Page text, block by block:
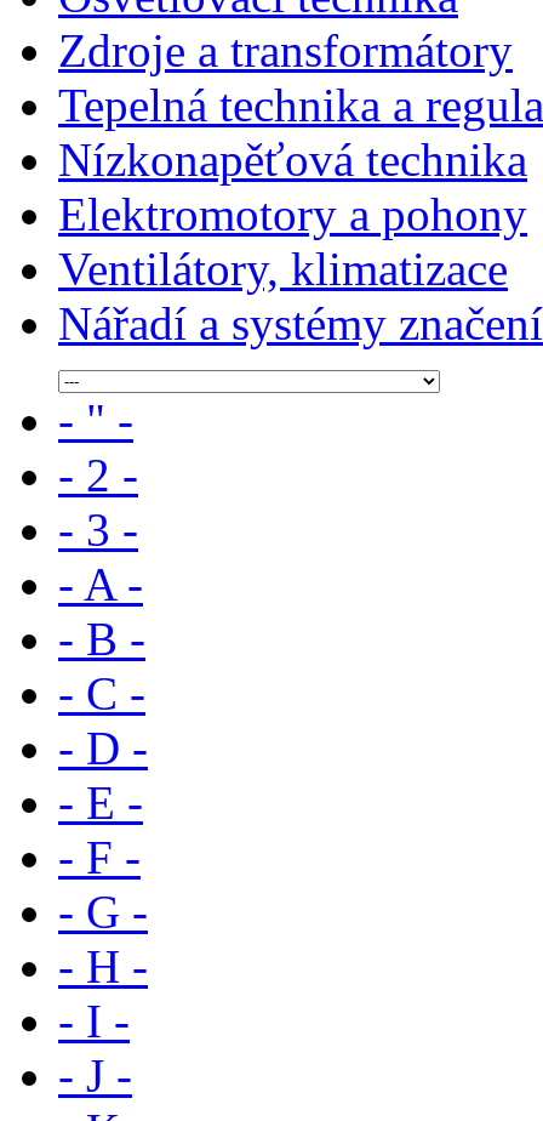
Zdroje a transformátory
Tepelná technika a
Nízkonapěťová technika
Elektromotory a pohony
Ventilátory, klimatizace
Nářadí a systémy značení
- " -
- 2 -
- 3 -
- A -
- B -
- C -
- D -
- E -
- F -
- G -
- H -
- I -
- J -